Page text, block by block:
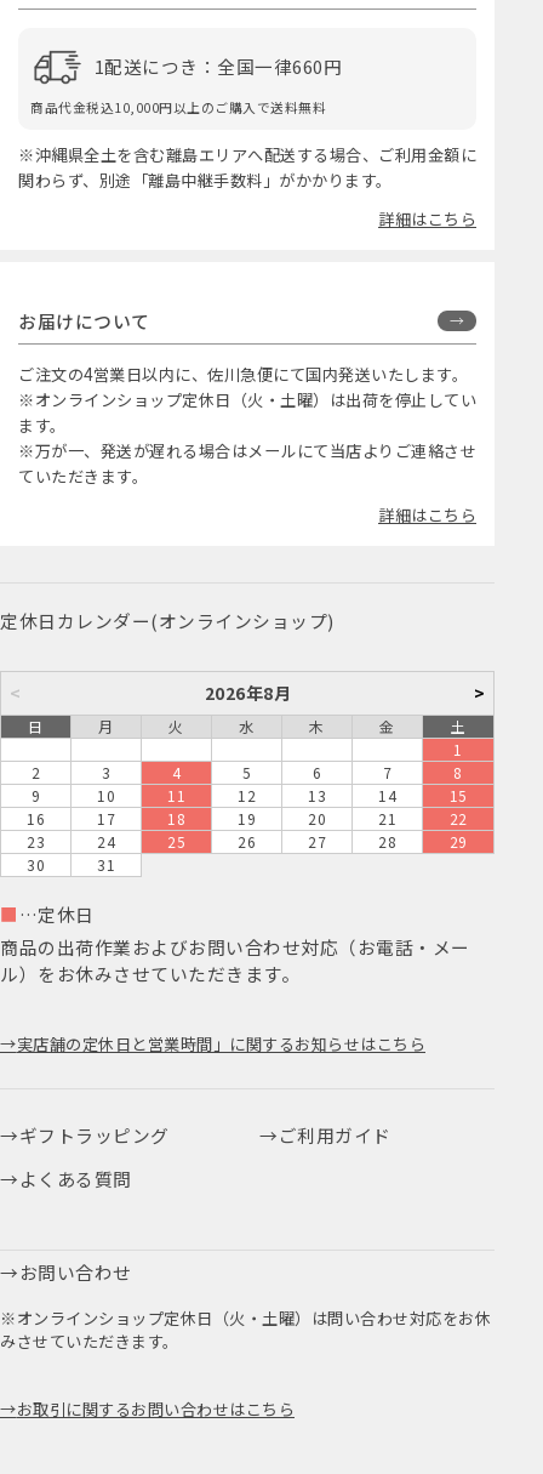
1配送につき：全国一律660円
商品代金税込10,000円以上のご購入で送料無料
※沖縄県全土を含む離島エリアへ配送する場合、ご利用金額に
関わらず、別途「離島中継手数料」がかかります。
詳細はこちら
お届けについて
ご注文の4営業日以内に、佐川急便にて国内発送いたします。
※オンラインショップ定休日（火・土曜）は出荷を停止してい
ます。
※万が一、発送が遅れる場合はメールにて当店よりご連絡させ
ていただきます。
詳細はこちら
定休日カレンダー(オンラインショップ)
< 2026年8月 >
日 月 火 水 木 金
土
1
2
3 4 5 6 7
8
9
10 11 12 13 14
15
16
17 18 19 20 21
22
23
24 25 26 27 28
29
30
31
■ …定休日
商品の出荷作業およびお問い合わせ対応（お電話・メー
ル）をお休みさせていただきます。
実店舗の定休日と営業時間」に関するお知らせはこちら
ギフトラッピング
ご利用ガイド
よくある質問
お問い合わせ
※オンラインショップ定休日（火・土曜）は問い合わせ対応をお休
みさせていただきます。
お取引に関するお問い合わせはこちら